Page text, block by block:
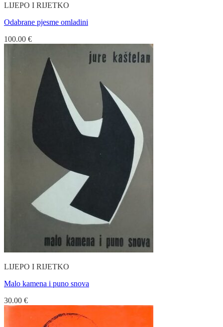
LIJEPO I RIJETKO
Odabrane pjesme omladini
100.00 €
LIJEPO I RIJETKO
Malo kamena i puno snova
30.00 €